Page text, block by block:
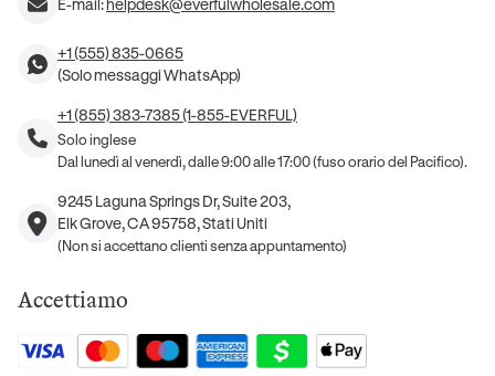
E-mail:helpdesk@everfulwholesale.com
+1 (555) 835-0665
(Solo messaggi WhatsApp)
+1 (855) 383-7385 (1-855-EVERFUL)
Solo inglese
Dal lunedì al venerdì, dalle 9:00 alle 17:00 (fuso orario del Pacifico).
9245 Laguna Springs Dr, Suite 203,
Elk Grove, CA 95758, Stati Uniti
(Non si accettano clienti senza appuntamento)
Accettiamo